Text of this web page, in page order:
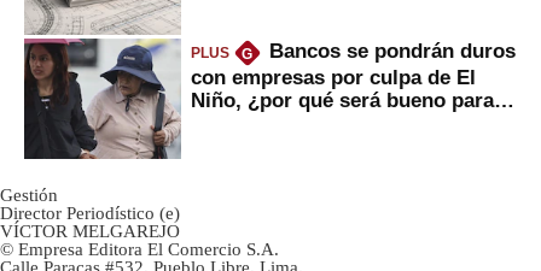
PLUS G
Bancos se pondrán duros
con empresas por culpa de El
Niño, ¿por qué será bueno para
Gestión
Director Periodístico (e)
VÍCTOR MELGAREJO
© Empresa Editora El Comercio S.A.